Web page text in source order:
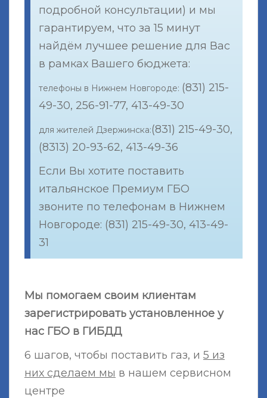
подробной консультации) и мы
гарантируем, что за 15 минут
найдём лучшее решение для Вас
в рамках Вашего бюджета:
телефоны в Нижнем Новгороде: (831) 215-
49-30, 256-91-77, 413-49-30
для жителей Дзержинска:(831) 215-49-30,
(8313) 20-93-62, 413-49-36
Если Вы хотите поставить
итальянское Премиум ГБО
звоните по телефонам в Нижнем
Новгороде: (831) 215-49-30, 413-49-
31
Мы помогаем своим клиентам
зарегистрировать установленное у
нас ГБО в ГИБДД
6 шагов, чтобы поставить газ, и 5 из
них сделаем мы в нашем сервисном
центре